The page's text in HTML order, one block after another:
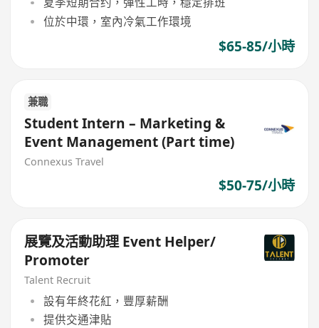
位於中環，室內冷氣工作環境
$65-85/小時
兼職
Student Intern – Marketing &
Event Management (Part time)
Connexus Travel
$50-75/小時
展覽及活動助理 Event Helper/
Promoter
Talent Recruit
設有年終花紅，豐厚薪酬
提供交通津貼